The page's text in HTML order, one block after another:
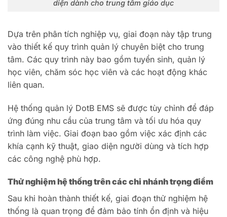
diện dành cho trung tâm giáo dục
Dựa trên phân tích nghiệp vụ, giai đoạn này tập trung
vào thiết kế quy trình quản lý chuyên biệt cho trung
tâm. Các quy trình này bao gồm tuyển sinh, quản lý
học viên, chăm sóc học viên và các hoạt động khác
liên quan.
Hệ thống quản lý DotB EMS sẽ được tùy chỉnh để đáp
ứng đúng nhu cầu của trung tâm và tối ưu hóa quy
trình làm việc. Giai đoạn bao gồm việc xác định các
khía cạnh kỹ thuật, giao diện người dùng và tích hợp
các công nghệ phù hợp.
Thử nghiệm hệ thống trên các chi nhánh trọng điểm
Sau khi hoàn thành thiết kế, giai đoạn thử nghiệm hệ
thống là quan trọng để đảm bảo tính ổn định và hiệu